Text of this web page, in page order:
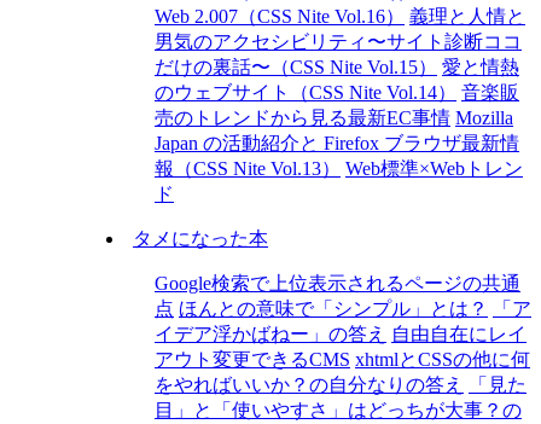
Web 2.007（CSS Nite Vol.16）
義理と人情と
男気のアクセシビリティ〜サイト診断ココ
だけの裏話〜（CSS Nite Vol.15）
愛と情熱
のウェブサイト（CSS Nite Vol.14）
音楽販
売のトレンドから見る最新EC事情 Mozilla
Japan の活動紹介と Firefox ブラウザ最新情
報（CSS Nite Vol.13）
Web標準×Webトレン
ド
タメになった本
Google検索で上位表示されるページの共通
点 ほんとの意味で「シンプル」とは？
「ア
イデア浮かばねー」の答え
自由自在にレイ
アウト変更できるCMS xhtmlとCSSの他に何
をやればいいか？の自分なりの答え
「見た
目」と「使いやすさ」はどっちが大事？の